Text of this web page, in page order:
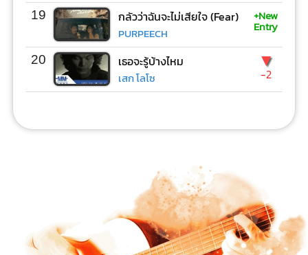
19 กลัวว่าฉันจะไม่เสียใจ (Fear)
PURPEECH
+New
Entry
20 เธอจะรู้บ้างไหม
เสก โลโซ
▼
-2